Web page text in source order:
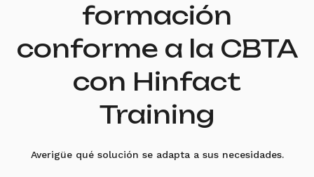
formación
conforme a la CBTA
con Hinfact
Training
Averigüe qué solución se adapta a sus necesidades.